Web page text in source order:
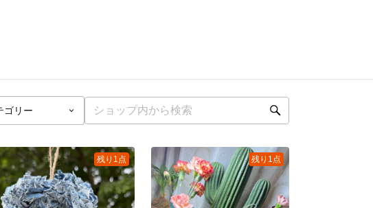
残り1点 残り1点